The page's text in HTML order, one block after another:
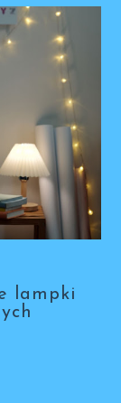
lampki